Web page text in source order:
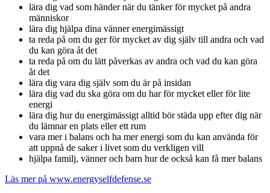
lära dig vad som händer när du tänker för mycket på andra
människor
lära dig hjälpa dina vänner energimässigt
ta reda på om du ger för mycket av dig själv till andra och vad
du kan göra åt det
ta reda på om du lätt påverkas av andra och vad du kan göra
åt det
lära dig vara dig själv som du är på insidan
lära dig vad du ska göra om du har för mycket eller för lite
energi
lära dig hur du energimässigt alltid bör städa upp efter dig när
du lämnar en plats eller ett rum
vara mer i balans och ha mer energi som du kan använda för
att uppnå de saker i livet som du verkligen vill
hjälpa familj, vänner och barn hur de också kan få mer balans
Läs mer på www.energyselfdefense.se